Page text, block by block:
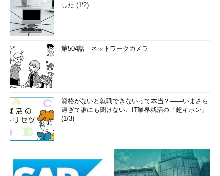
した (1/2)
第504話 ネットワークカメラ
資格がないと就職できないって本当？――いまさら
過ぎて誰にも聞けない、IT業界就活の「超キホン」
(1/3)